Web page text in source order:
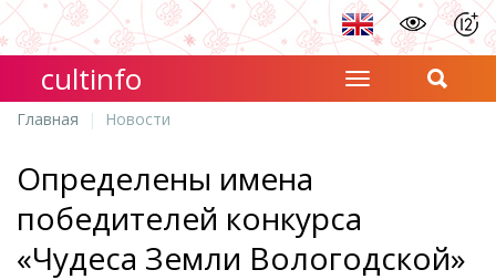
cultinfo
Главная Новости
Определены имена
победителей конкурса
«Чудеса Земли Вологодской»